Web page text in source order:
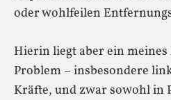
oder wohlfeilen
Hierin liegt aber ein meines
Problem – insbesondere
Kräfte, und zwar sowohl in